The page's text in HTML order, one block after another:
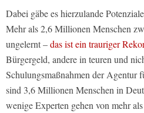
Dabei gäbe es hierzulande
Mehr als 2,6 Millionen Menschen
ungelernt –das ist ein trauriger
Bürgergeld, andere in teuren und
Schulungsmaßnahmen der Agentur
sind 3,6 Millionen Menschen in
wenige Experten gehen von mehr